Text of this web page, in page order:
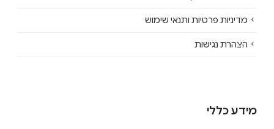
מדיניות פרטיות ותנאי שימוש
הצהרת נגישות
מידע כללי